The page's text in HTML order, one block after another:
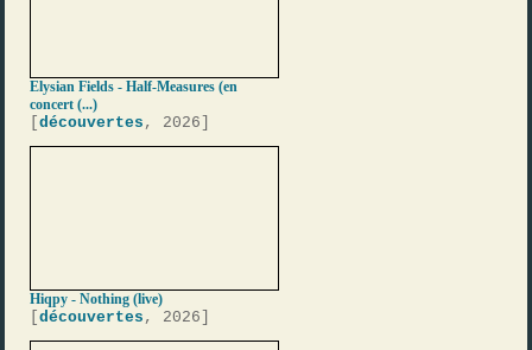
Elysian Fields - Half-Measures (en
concert (...)
[découvertes , 2026]
Hiqpy - Nothing (live)
[découvertes , 2026]